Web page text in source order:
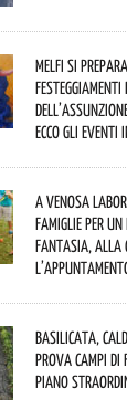
Melfi si
festeggiamenti
Ecco gli eventi
A Venosa
famiglie per
fantasia, alla
Basilicata,
prova campi
piano